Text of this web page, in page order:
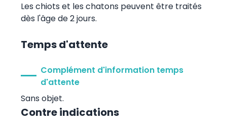
Les chiots et les chatons peuvent être traités
dès l'âge de 2 jours.
Temps d'attente
Complément d'information temps
d'attente
Sans objet.
Contre indications